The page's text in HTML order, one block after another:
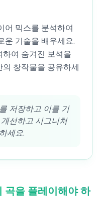
어 믹스를 분석하여
운 기술을 배우세요.
여 숨겨진 보석을
창작물을 공유하세
저장하고 이를 기
선하고 시그니처
세요.
을 플레이해야 하